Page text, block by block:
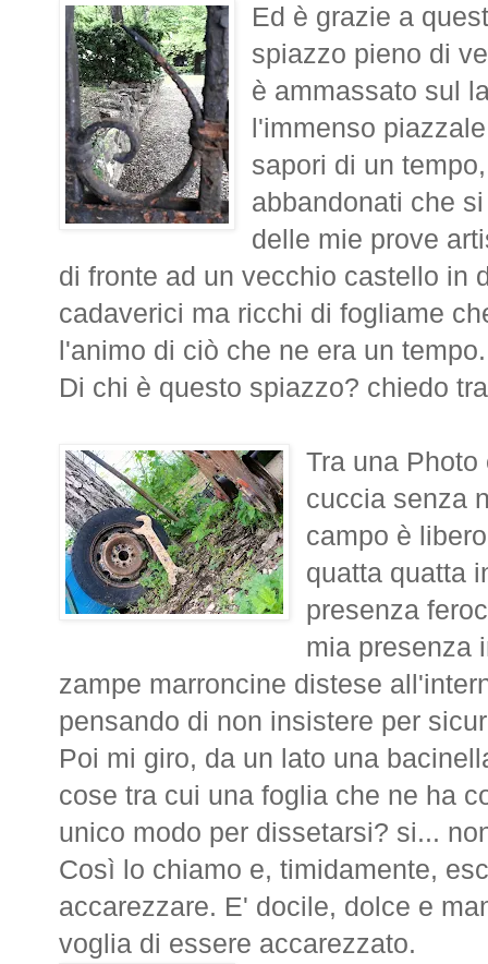
Ed è grazie a
spiazzo pieno di
è ammassato sul
l'immenso
sapori di un
abbandonati che
delle mie prove
di fronte ad un vecchio castello in
cadaverici ma ricchi di fogliame
l'animo di ciò che ne era un
Di chi è questo spiazzo? chiedo
Tra una
cuccia senza
campo è
quatta quatta
presenza
mia presenza
zampe marroncine distese
pensando di non insistere per
Poi mi giro, da un lato una
cose tra cui una foglia che ne ha
unico modo per dissetarsi? si...
Così lo chiamo e, timidamente,
accarezzare. E' docile, dolce e
voglia di essere accarezzato.